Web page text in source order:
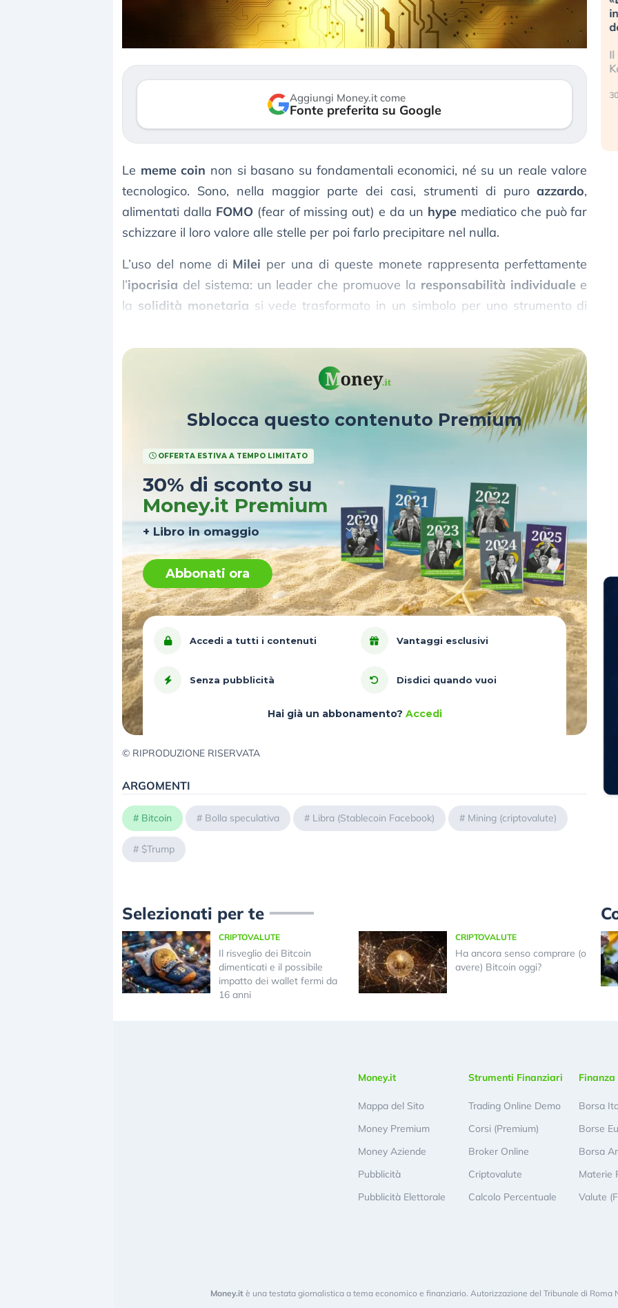
Aggiungi Money.it come
Fonte preferita su Google
Le meme coin non si basano su fondamentali economici, né su un reale valore
tecnologico. Sono, nella maggior parte dei casi, strumenti di puroazzardo,
alimentati dalla FOMO(fear of missing out) e da un hypemediatico che può far
schizzare il loro valore alle stelle per poi farlo precipitare nel nulla.
L’uso del nome di Milei per una di queste monete rappresenta perfettamente
l’ipocrisia del sistema: un leader che promuove la responsabilità individuale e
la solidità monetaria si vede trasformato in un simbolo per uno strumento di
Sblocca questo contenuto Premium
OFFERTA ESTIVA A TEMPO LIMITATO
30% di sconto su
Money.it Premium
+ Libro in omaggio
Abbonati ora
Accedi a tutti i contenuti Vantaggi esclusivi
Senza pubblicità Disdici quando vuoi
Hai già un abbonamento? Accedi
© RIPRODUZIONE RISERVATA
ARGOMENTI
# Bitcoin # Bolla speculativa # Libra (Stablecoin Facebook) # Mining (criptovalute)
# $Trump
correzione. Cosa sta guidando il
repricing degli asset?
mostrando segni di stanchezza
verso le (…)
in preda al panico dopo lo scoppio
della bolla AI
Kospi, mentre gli investitori retail (…)
Selezionati per te
CRIPTOVALUTE
Il risveglio dei Bitcoin
dimenticati e il possibile
impatto dei wallet fermi da
16 anni
CRIPTOVALUTE
Ha ancora senso comprare (o
avere) Bitcoin oggi?
Money.it
Mappa del Sito
Money Premium
Money Aziende
Pubblicità
Pubblicità Elettorale
Strumenti Finanziari
Trading Online Demo
Corsi (Premium)
Broker Online
Criptovalute
Calcolo Percentuale
Borsa
Borse
Borsa
Materie
Valute
Money.it è una testata giornalistica a tema economico e finanziario. Autorizzazione del Tribunale di Roma